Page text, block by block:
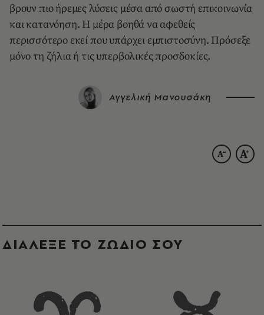
βρουν πιο ήρεμες λύσεις μέσα από σωστή επικοινωνία
και κατανόηση. Η μέρα βοηθά να αφεθείς
περισσότερο εκεί που υπάρχει εμπιστοσύνη. Πρόσεξε
μόνο τη ζήλια ή τις υπερβολικές προσδοκίες.
Αγγελική Μανουσάκη
ΔΙΑΛΕΞΕ ΤΟ ΖΩΔΙΟ ΣΟΥ